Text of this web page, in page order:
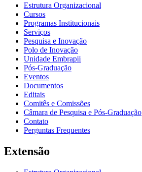
Estrutura Organizacional
Cursos
Programas Institucionais
Serviços
Pesquisa e Inovação
Polo de Inovação
Unidade Embrapii
Pós-Graduação
Eventos
Documentos
Editais
Comitês e Comissões
Câmara de Pesquisa e Pós-Graduação
Contato
Perguntas Frequentes
Extensão